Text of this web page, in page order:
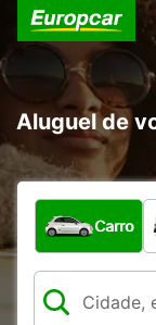
Aluguel de
Qual tipo de
Carro